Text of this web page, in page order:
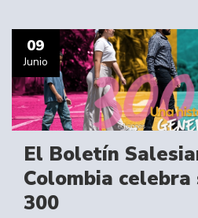
09
Junio
El Boletín
Colombia celebra
300